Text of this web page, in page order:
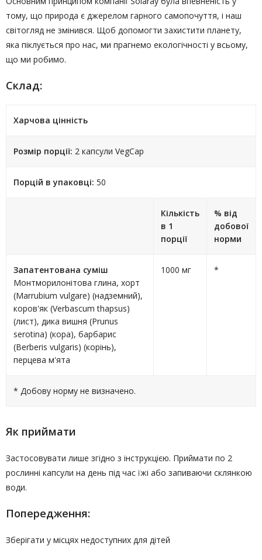
тому, що природа є джерелом гарного самопочуття, і наш
світогляд не змінився. Щоб допомогти захистити планету,
яка піклується про нас, ми прагнемо екологічності у всьому,
що ми робимо.
Склад:
Харчова цінність
Розмір порції: 2 капсули VegCap
Порцій в упаковці: 50
Кількість
в 1
порції
% від
добової
норми
Запатентована суміш
Монтморилонітова глина, хорт
(Marrubium vulgare) (надземний),
коров'як (Verbascum thapsus)
(лист), дика вишня (Prunus
serotina) (кора), барбарис
(Berberis vulgaris) (корінь),
перцева м'ята
1000 мг *
* Добову норму не визначено.
Як приймати
Застосовувати лише згідно з інструкцією. Приймати по 2
рослинні капсули на день під час їжі або запиваючи склянкою
води.
Попередження:
Зберігати у місцях недоступних для дітей